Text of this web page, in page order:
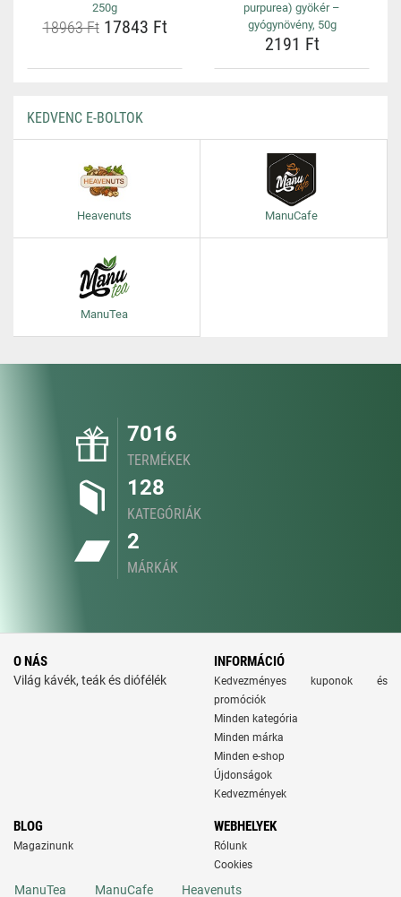
250g
18963 Ft17843 Ft
purpurea) gyökér –
gyógynövény, 50g
2191 Ft
KEDVENC E-BOLTOK
Heavenuts ManuCafe
ManuTea
7016
TERMÉKEK
128
KATEGÓRIÁK
2
MÁRKÁK
O NÁS
Világ kávék, teák és diófélék
INFORMÁCIÓ
Kedvezményes kuponok és
promóciók
Minden kategória
Minden márka
Minden e-shop
Újdonságok
Kedvezmények
BLOG
Magazinunk
WEBHELYEK
Rólunk
Cookies
ManuTea ManuCafe Heavenuts